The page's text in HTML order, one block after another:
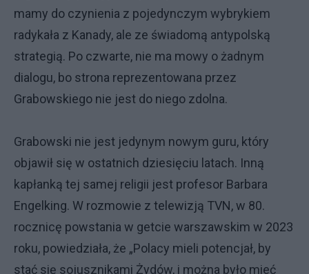
mamy do czynienia z pojedynczym wybrykiem
radykała z Kanady, ale ze świadomą antypolską
strategią. Po czwarte, nie ma mowy o żadnym
dialogu, bo strona reprezentowana przez
Grabowskiego nie jest do niego zdolna.
Grabowski nie jest jedynym nowym guru, który
objawił się w ostatnich dziesięciu latach. Inną
kapłanką tej samej religii jest profesor Barbara
Engelking. W rozmowie z telewizją TVN, w 80.
rocznicę powstania w getcie warszawskim w 2023
roku, powiedziała, że „Polacy mieli potencjał, by
stać się sojusznikami Żydów, i można było mieć